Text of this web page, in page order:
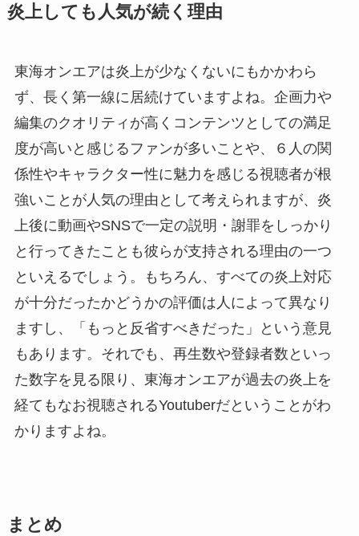
炎上しても人気が続く理由
東海オンエアは炎上が少なくないにもかかわら
ず、長く第一線に居続けていますよね。企画力や
編集のクオリティが高くコンテンツとしての満足
度が高いと感じるファンが多いことや、６人の関
係性やキャラクター性に魅力を感じる視聴者が根
強いことが人気の理由として考えられますが、炎
上後に動画やSNSで一定の説明・謝罪をしっかり
と行ってきたことも彼らが支持される理由の一つ
といえるでしょう。もちろん、すべての炎上対応
が十分だったかどうかの評価は人によって異なり
ますし、「もっと反省すべきだった」という意見
もあります。それでも、再生数や登録者数といっ
た数字を見る限り、東海オンエアが過去の炎上を
経てもなお視聴されるYoutuberだということがわ
かりますよね。
まとめ